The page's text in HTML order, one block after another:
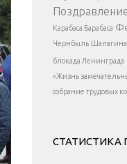
Карабаса Барабаса
Чернбыль
блокада Ленинграда
«Жизнь
собрание трудовых
СТАТИСТИКА